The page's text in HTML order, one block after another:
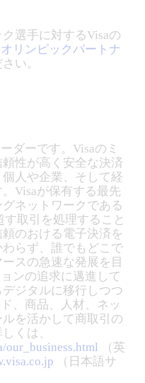
選手に対するVisaの
オリンピックパートナ
い。
ダーです。Visaのミ
性が高く安全な決済
人や企業、そして経
Visaが保有する最先
ネットワークである
す取引を処理すること
のおける電子決済を
らず、誰でもどこで
スの急速な発展を目
ンの追求に邁進して
ジタルに移行しつつ
、商品、人材、ネッ
を活かして商取引の
くは、
our_business.html
（英
（日本語サ